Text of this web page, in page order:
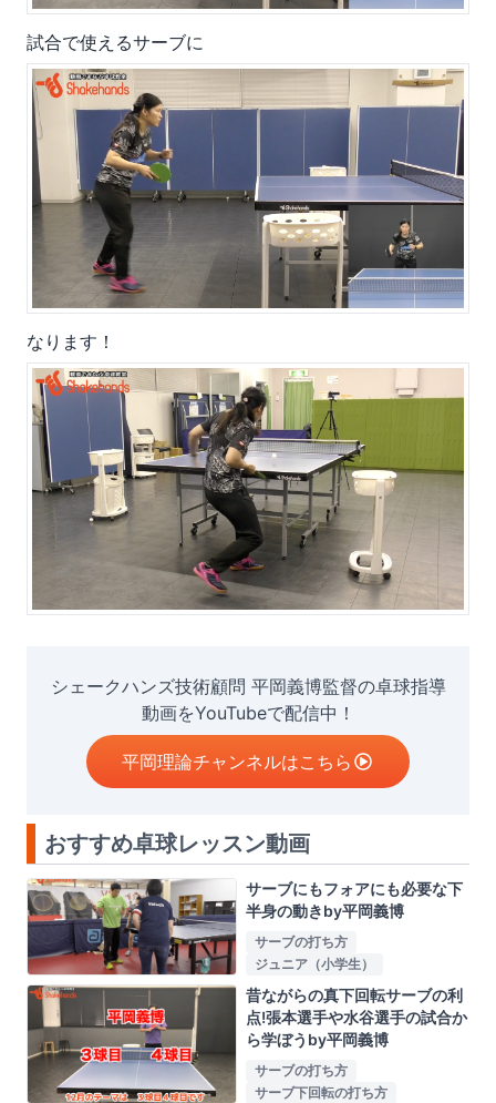
試合で使えるサーブに
なります！
シェークハンズ技術顧問 平岡義博監督の卓球指導
動画をYouTubeで配信中！
平岡理論チャンネルはこちら
おすすめ卓球レッスン動画
サーブにもフォアにも必要な下
半身の動きby平岡義博
サーブの打ち方
ジュニア（小学生）
昔ながらの真下回転サーブの利
点!張本選手や水谷選手の試合か
ら学ぼうby平岡義博
サーブの打ち方
サーブ下回転の打ち方